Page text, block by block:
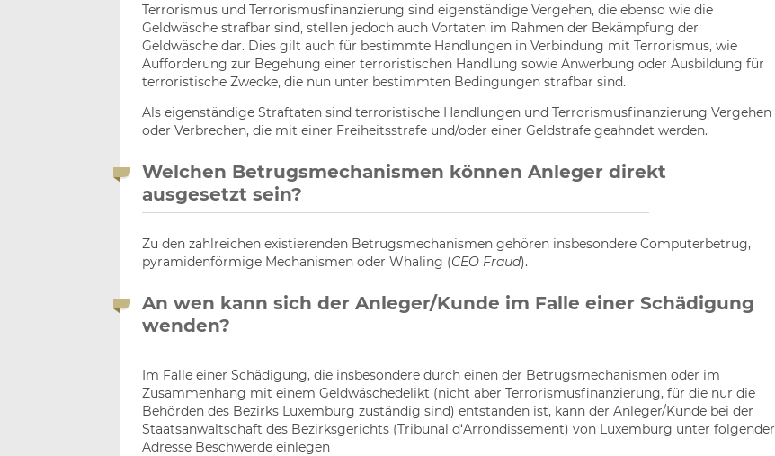
Terrorismus und Terrorismusfinanzierung sind eigenständige Vergehen, die ebenso wie die
Geldwäsche strafbar sind, stellen jedoch auch Vortaten im Rahmen der Bekämpfung der
Geldwäsche dar. Dies gilt auch für bestimmte Handlungen in Verbindung mit Terrorismus, wie
Aufforderung zur Begehung einer terroristischen Handlung sowie Anwerbung oder Ausbildung für
terroristische Zwecke, die nun unter bestimmten Bedingungen strafbar sind.
Als eigenständige Straftaten sind terroristische Handlungen und Terrorismusfinanzierung Vergehen
oder Verbrechen, die mit einer Freiheitsstrafe und/oder einer Geldstrafe geahndet werden.
Welchen Betrugsmechanismen können Anleger direkt
ausgesetzt sein?
Zu den zahlreichen existierenden Betrugsmechanismen gehören insbesondere Computerbetrug,
pyramidenförmige Mechanismen oder Whaling (CEO Fraud).
An wen kann sich der Anleger/Kunde im Falle einer Schädigung
wenden?
Im Falle einer Schädigung, die insbesondere durch einen der Betrugsmechanismen oder im
Zusammenhang mit einem Geldwäschedelikt (nicht aber Terrorismusfinanzierung, für die nur die
Behörden des Bezirks Luxemburg zuständig sind) entstanden ist, kann der Anleger/Kunde bei der
Staatsanwaltschaft des Bezirksgerichts (Tribunal d‘Arrondissement) von Luxemburg unter folgender
Adresse Beschwerde einlegen